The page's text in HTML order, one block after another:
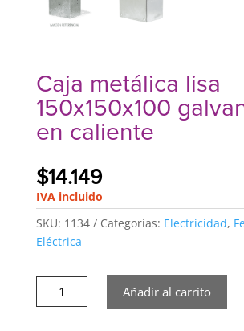
Caja metálica lisa
150x150x100
en caliente
$14.149
IVA incluido
SKU: 1134 Categorías: Electricidad,
Eléctrica
metálica
Añadir al carrito